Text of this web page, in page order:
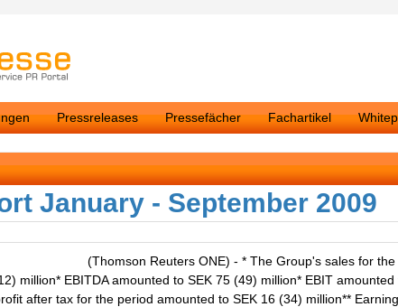
Pressreleases Pressefächer Fachartikel
January - September 2009
(Thomson Reuters ONE) - * The Group's sales for the
million* EBITDA amounted to SEK 75 (49) million* EBIT amounted
after tax for the period amounted to SEK 16 (34) million**